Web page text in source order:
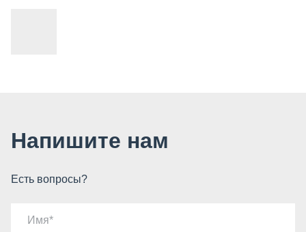
Напишите нам
Есть вопросы?
Имя